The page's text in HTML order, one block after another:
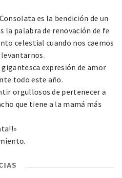
es la bendición de un
la palabra de renovación de fe
celestial cuando nos caemos
gigantesca expresión de amor
todo este año.
orgullosos de pertenecer a
que tiene a la mamá más